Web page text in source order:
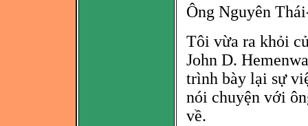
Ông Nguyên
Tôi vừa ra khỏi
John D.
trình bày lại sự
nói chuyện với
về.